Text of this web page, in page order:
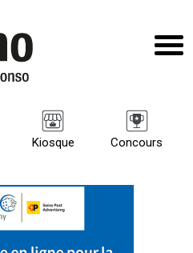
Kiosque Concours